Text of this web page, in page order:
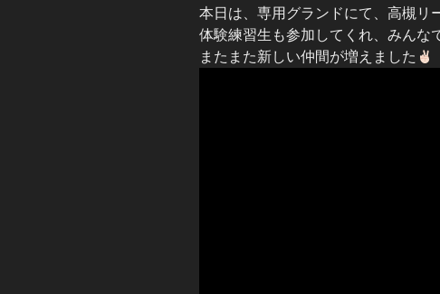
本日は、専用グランドにて、高槻リ
体験練習生も参加してくれ、みんな
またまた新しい仲間が増えました